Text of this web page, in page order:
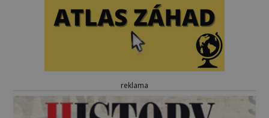
reklama